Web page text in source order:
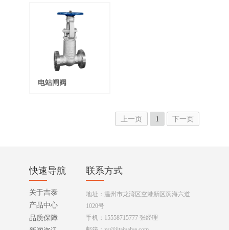
电站闸阀
上一页 1 下一页
快速导航
关于吉泰
产品中心
品质保障
联系方式
地址：温州市龙湾区空港新区滨海六道
1020号
手机：15558715777 张经理